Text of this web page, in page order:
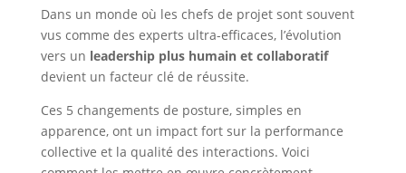
Dans un monde où les chefs de projet sont souvent
vus comme des experts ultra-efficaces, l’évolution
vers un leadership plus humain et collaboratif
devient un facteur clé de réussite.
Ces 5 changements de posture, simples en
apparence, ont un impact fort sur la performance
collective et la qualité des interactions. Voici